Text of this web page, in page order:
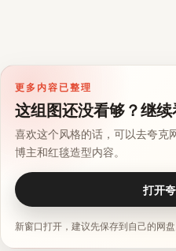
更多内容已整理
这组图还没看够？继
喜欢这个风格的话，可以去夸克
博主和红毯造型内容。
打开
新窗口打开，建议先保存到自己的网盘